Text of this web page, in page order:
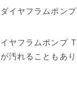
ダイヤフラムポン
ヤフラムポンプ
汚れることもあ